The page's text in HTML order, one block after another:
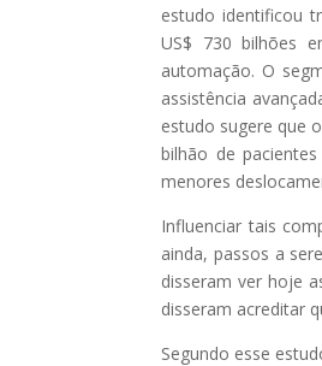
estudo identificou
US$ 730 bilhões
automação. O
assistência
estudo sugere que
bilhão de
menores
Influenciar tais
ainda, passos a
disseram ver hoje
disseram acreditar
Segundo esse